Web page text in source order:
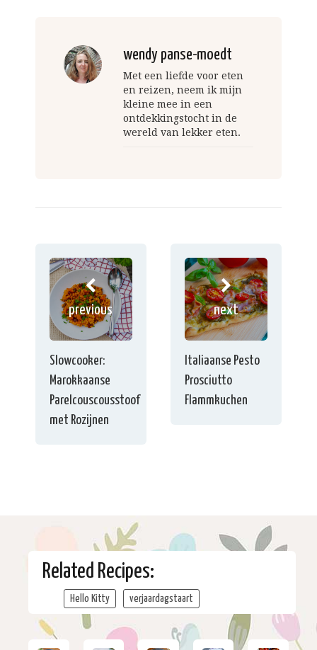
wendy panse-moedt
Met een liefde voor eten
en reizen, neem ik mijn
kleine mee in een
ontdekkingstocht in de
wereld van lekker eten.
previous
Slowcooker:
Marokkaanse
Parelcouscousstoof
met Rozijnen
next
Italiaanse Pesto
Prosciutto
Flammkuchen
Related Recipes:
Hello Kitty verjaardagstaart